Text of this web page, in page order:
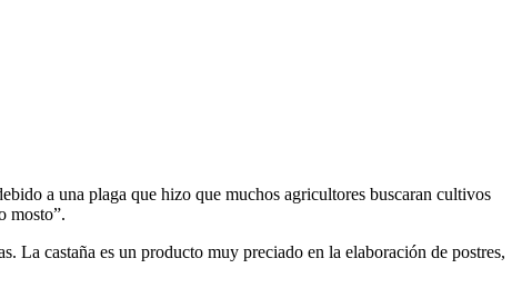
a una plaga que hizo que muchos agricultores buscaran cultivos
mosto”.
La castaña es un producto muy preciado en la elaboración de postres,